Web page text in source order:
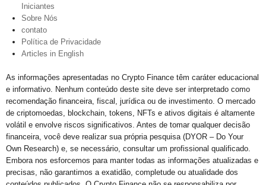
Iniciantes
Sobre Nós
contato
Política de Privacidade
Articles in English
As informações apresentadas no Crypto Finance têm caráter educacional
e informativo. Nenhum conteúdo deste site deve ser interpretado como
recomendação financeira, fiscal, jurídica ou de investimento. O mercado
de criptomoedas, blockchain, tokens, NFTs e ativos digitais é altamente
volátil e envolve riscos significativos. Antes de tomar qualquer decisão
financeira, você deve realizar sua própria pesquisa (DYOR – Do Your
Own Research) e, se necessário, consultar um profissional qualificado.
Embora nos esforcemos para manter todas as informações atualizadas e
precisas, não garantimos a exatidão, completude ou atualidade dos